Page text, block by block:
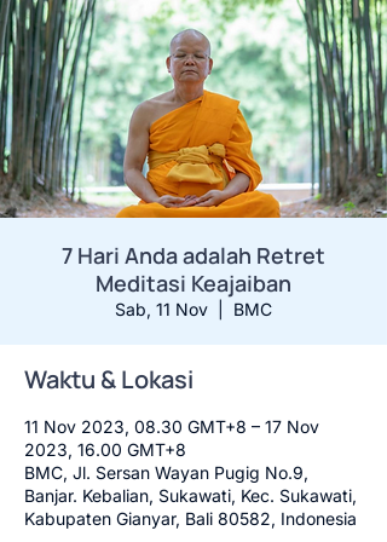
7 Hari Anda adalah Retret
Meditasi Keajaiban
Sab, 11 Nov BMC
Waktu & Lokasi
11 Nov 2023, 08.30 GMT+8 – 17 Nov
2023, 16.00 GMT+8
BMC, Jl. Sersan Wayan Pugig No.9,
Banjar. Kebalian, Sukawati, Kec. Sukawati,
Kabupaten Gianyar, Bali 80582, Indonesia